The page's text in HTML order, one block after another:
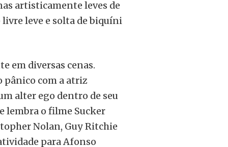
artisticamente leves de
leve e solta de biquíni
em diversas cenas.
pânico com a atriz
alter ego dentro de seu
lembra o filme Sucker
Nolan, Guy Ritchie
para Afonso